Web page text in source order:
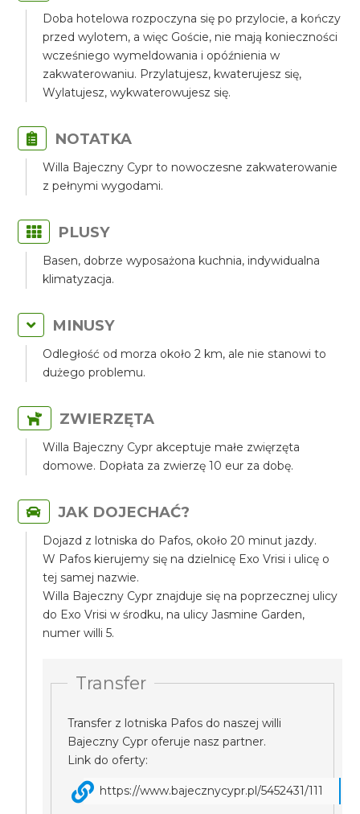
Doba hotelowa rozpoczyna się po przylocie, a kończy
przed wylotem, a więc Goście, nie mają konieczności
wcześniego wymeldowania i opóźnienia w
zakwaterowaniu. Przylatujesz, kwaterujesz się,
Wylatujesz, wykwaterowujesz się.
NOTATKA
Willa Bajeczny Cypr to nowoczesne zakwaterowanie
z pełnymi wygodami.
PLUSY
Basen, dobrze wyposażona kuchnia, indywidualna
klimatyzacja.
MINUSY
Odległość od morza około 2 km, ale nie stanowi to
dużego problemu.
ZWIERZĘTA
Willa Bajeczny Cypr akceptuje małe zwięrzęta
domowe. Dopłata za zwierzę 10 eur za dobę.
JAK DOJECHAĆ?
Dojazd z lotniska do Pafos, około 20 minut jazdy.
W Pafos kierujemy się na dzielnicę Exo Vrisi i ulicę o
tej samej nazwie.
Willa Bajeczny Cypr znajduje się na poprzecznej ulicy
do Exo Vrisi w środku, na ulicy Jasmine Garden,
numer willi 5.
Transfer
Transfer z lotniska Pafos do naszej willi
Bajeczny Cypr oferuje nasz partner.
Link do oferty:
https://www.bajecznycypr.pl/5452431/111